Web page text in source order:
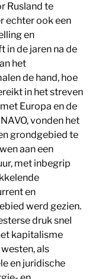
Rusland te
echter ook een
en
in de jaren na de
het
de hand, hoe
in het streven
Europa en de
vonden het
grondgebied te
aan een
met inbegrip
en
werd gezien.
druk snel
kapitalisme
als
en juridische